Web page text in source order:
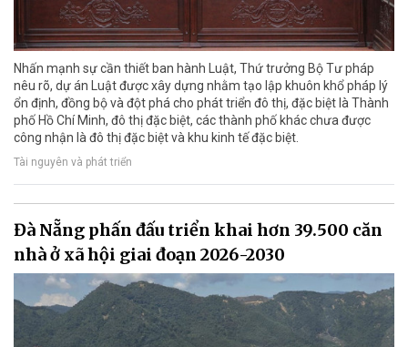
Nhấn mạnh sự cần thiết ban hành Luật, Thứ trưởng Bộ Tư pháp
nêu rõ, dự án Luật được xây dựng nhằm tạo lập khuôn khổ pháp lý
ổn định, đồng bộ và đột phá cho phát triển đô thị, đặc biệt là Thành
phố Hồ Chí Minh, đô thị đặc biệt, các thành phố khác chưa được
công nhận là đô thị đặc biệt và khu kinh tế đặc biệt.
Tài nguyên và phát triển
Đà Nẵng phấn đấu triển khai hơn 39.500 căn
nhà ở xã hội giai đoạn 2026-2030